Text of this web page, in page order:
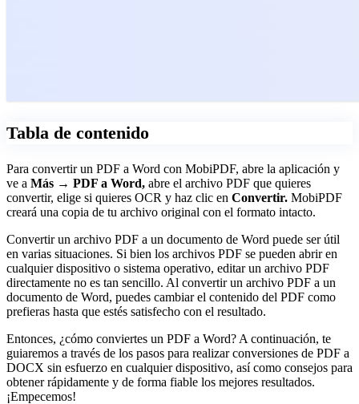
Tabla de contenido
Para convertir un PDF a Word con MobiPDF, abre la aplicación y
ve a Más → PDF a Word, abre el archivo PDF que quieres
convertir, elige si quieres OCR y haz clic en Convertir. MobiPDF
creará una copia de tu archivo original con el formato intacto.
Convertir un archivo PDF a un documento de Word puede ser útil
en varias situaciones. Si bien los archivos PDF se pueden abrir en
cualquier dispositivo o sistema operativo, editar un archivo PDF
directamente no es tan sencillo. Al convertir un archivo PDF a un
documento de Word, puedes cambiar el contenido del PDF como
prefieras hasta que estés satisfecho con el resultado.
Entonces, ¿cómo conviertes un PDF a Word? A continuación, te
guiaremos a través de los pasos para realizar conversiones de PDF a
DOCX sin esfuerzo en cualquier dispositivo, así como consejos para
obtener rápidamente y de forma fiable los mejores resultados.
¡Empecemos!